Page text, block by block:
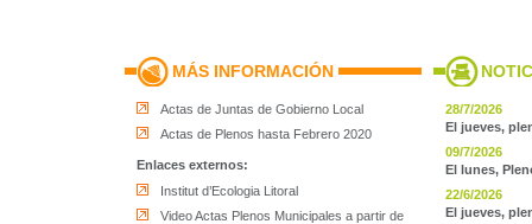
MÁS INFORMACIÓN
Actas de Juntas de Gobierno Local
Actas de Plenos hasta Febrero 2020
Enlaces externos:
Institut d’Ecologia Litoral
Video Actas Plenos Municipales a partir de
28/7/2026
El jueves,
09/7/2026
El lunes,
22/6/2026
El jueves,